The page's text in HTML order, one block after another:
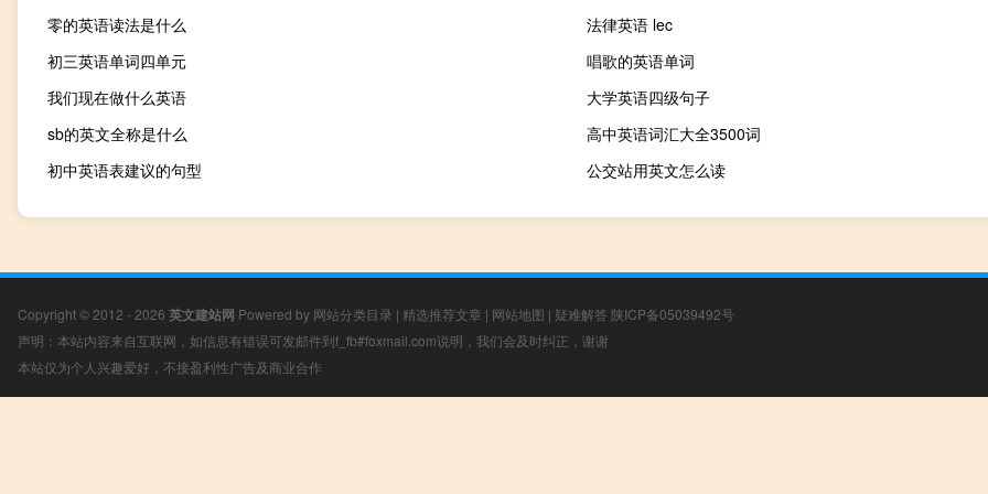
零的英语读法是什么
法律英语 lec
初三英语单词四单元
唱歌的英语单词
我们现在做什么英语
大学英语四级句子
sb的英文全称是什么
高中英语词汇大全3500词
初中英语表建议的句型
公交站用英文怎么读
Copyright © 2012 - 2026 英文建站网 Powered by 网站分类目录 | 精选推荐文章 | 网站地图 | 疑难解答 陕ICP备05039492号
声明：本站内容来自互联网，如信息有错误可发邮件到f_fb#foxmail.com说明，我们会及时纠正，谢谢
本站仅为个人兴趣爱好，不接盈利性广告及商业合作